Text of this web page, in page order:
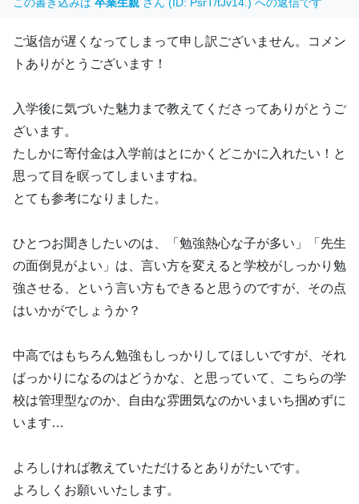
ご返信が遅くなってしまって申し訳ございません。コメン
トありがとうございます！
入学後に気づいた魅力まで教えてくださってありがとうご
ざいます。
たしかに寄付金は入学前はとにかくどこかに入れたい！と
思って目を瞑ってしまいますね。
とても参考になりました。
ひとつお聞きしたいのは、「勉強熱心な子が多い」「先生
の面倒見がよい」は、言い方を変えると学校がしっかり勉
強させる、という言い方もできると思うのですが、その点
はいかがでしょうか？
中高ではもちろん勉強もしっかりしてほしいですが、それ
ばっかりになるのはどうかな、と思っていて、こちらの学
校は管理型なのか、自由な雰囲気なのかいまいち掴めずに
います…
よろしければ教えていただけるとありがたいです。
よろしくお願いいたします。